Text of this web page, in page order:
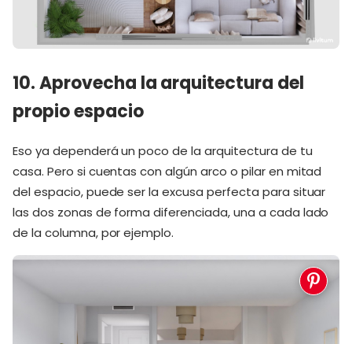
10. Aprovecha la arquitectura del
propio espacio
Eso ya dependerá un poco de la arquitectura de tu
casa. Pero si cuentas con algún arco o pilar en mitad
del espacio, puede ser la excusa perfecta para situar
las dos zonas de forma diferenciada, una a cada lado
de la columna, por ejemplo.